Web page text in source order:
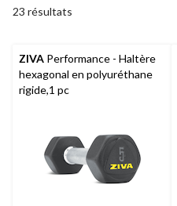
23 résultats
ZIVA Performance - Haltère
hexagonal en polyuréthane
rigide,1 pc